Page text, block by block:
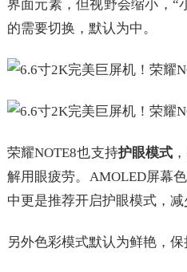
界面元素，但视野会缩小，“
的需要切换，默认为中。
荣耀NOTE8也支持护眼模式
解用眼疲劳。AMOLED屏幕
中更是推荐开启护眼模式，减
另外色彩模式默认为鲜艳，保